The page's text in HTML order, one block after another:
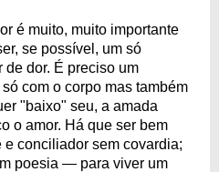
é muito, muito importante
se possível, um só
dor. É preciso um
com o corpo mas também
"baixo" seu, a amada
o amor. Há que ser bem
conciliador sem covardia;
poesia — para viver um